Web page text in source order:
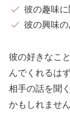
彼の趣味
彼の興味
彼の好きなこ
んでくれるはず
相手の話を聞
かもしれません